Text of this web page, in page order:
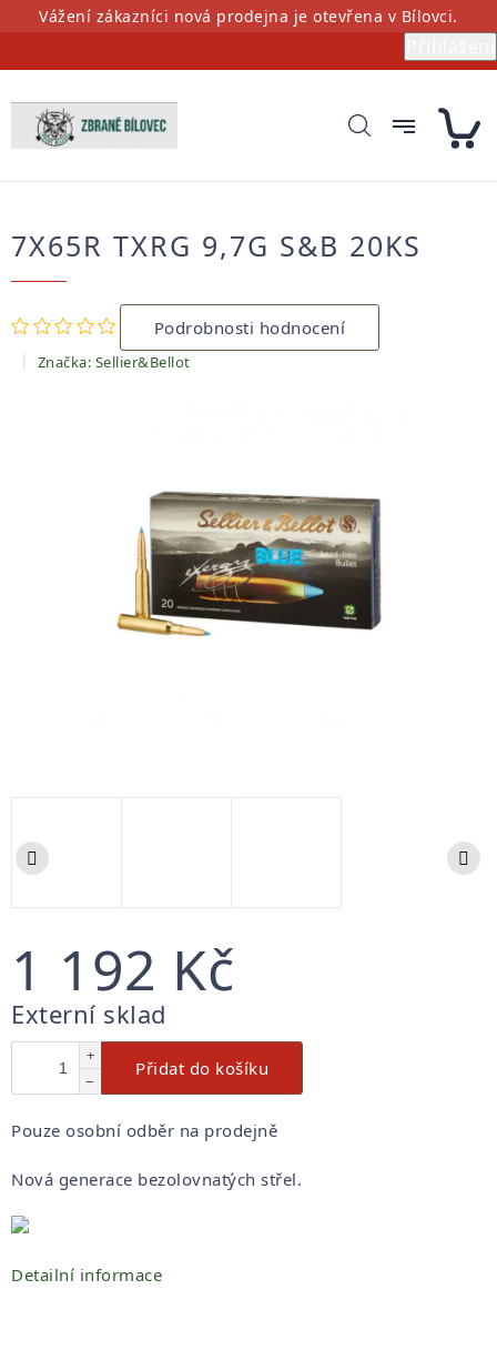
PřejítVážení zákazníci nová prodejna je otevřena v Bílovci.
7X65R TXRG 9,7G S&B 20KS
Průměrné
hodnocení
produktu
je
Podrobnosti hodnocení
Značka: Sellier&Bellot
1 192 Kč
Měrná
Externí sklad
+
−
Přidat do košíku
Pouze osobní odběr na prodejně
Nová generace bezolovnatých střel.
Detailní informace